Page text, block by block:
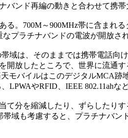
バンド再編の動きと合わせて携
。700M～900MHz帯に含まれ
プラチナバンドの電波が開放さ
域は、そのままでは携帯電話向
開放したところで、世界に流通
バイルはこのデジタルMCA跡
LPWAやRFID、IEEE 802.11ahな
分を縮減したり、ずらしたり
帯域も考慮すると、プラチナバ